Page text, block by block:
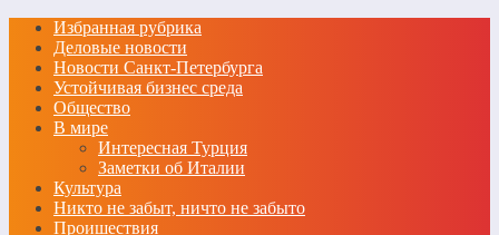
Избранная рубрика
Деловые новости
Новости Санкт-Петербурга
Устойчивая бизнес среда
Общество
В мире
Интересная Турция
Заметки об Италии
Культура
Никто не забыт, ничто не забыто
Проишествия